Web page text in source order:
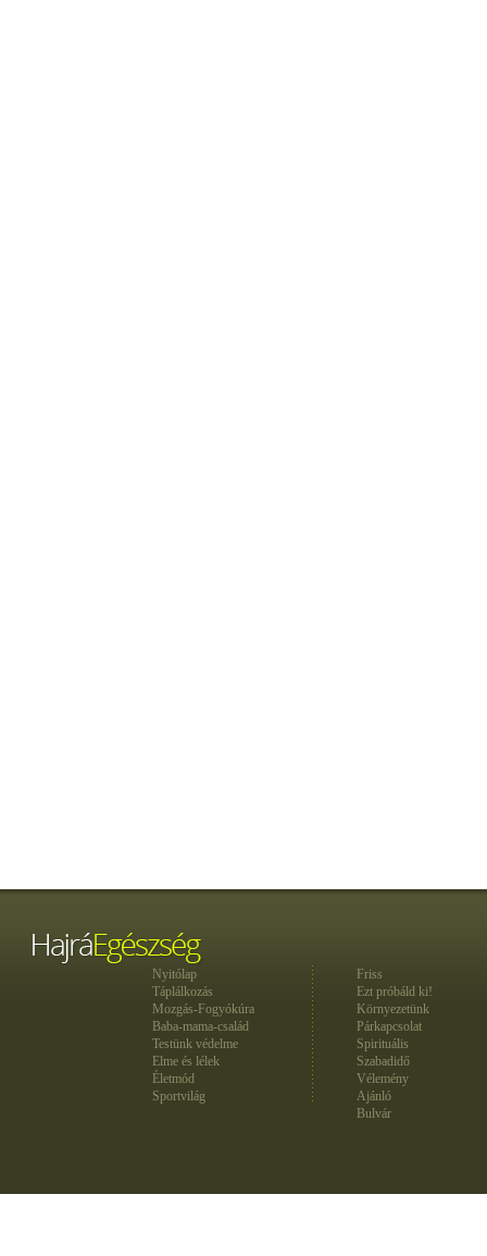
Nyitólap
Táplálkozás
Mozgás-Fogyókúra
Baba-mama-család
Testünk védelme
Elme és lélek
Életmód
Sportvilág
Friss
Ezt próbáld ki!
Környezetünk
Párkapcsolat
Spirituális
Szabadidő
Vélemény
Ajánló
Bulvár